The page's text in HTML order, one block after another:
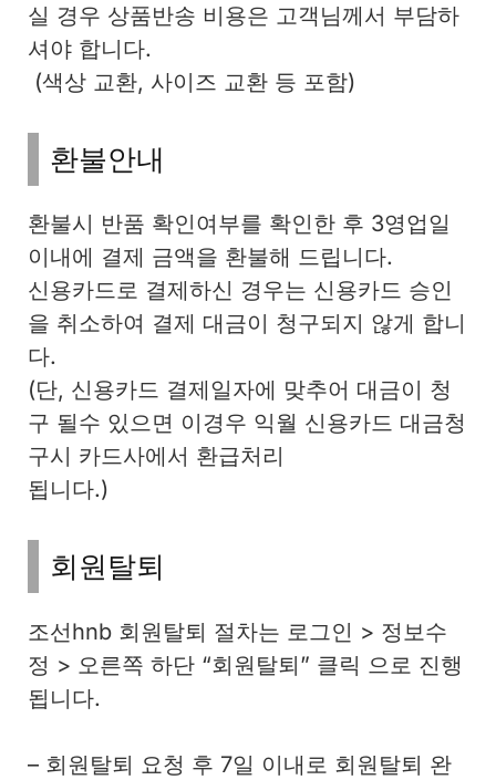
실 경우 상품반송 비용은 고객님께서 부담하
셔야 합니다.
(색상 교환, 사이즈 교환 등 포함)
환불안내
환불시 반품 확인여부를 확인한 후 3영업일
이내에 결제 금액을 환불해 드립니다.
신용카드로 결제하신 경우는 신용카드 승인
을 취소하여 결제 대금이 청구되지 않게 합니
다.
(단, 신용카드 결제일자에 맞추어 대금이 청
구 될수 있으면 이경우 익월 신용카드 대금청
구시 카드사에서 환급처리
됩니다.)
회원탈퇴
조선hnb 회원탈퇴 절차는 로그인 > 정보수
정 > 오른쪽 하단 “회원탈퇴” 클릭 으로 진행
됩니다.
– 회원탈퇴 요청 후 7일 이내로 회원탈퇴 완